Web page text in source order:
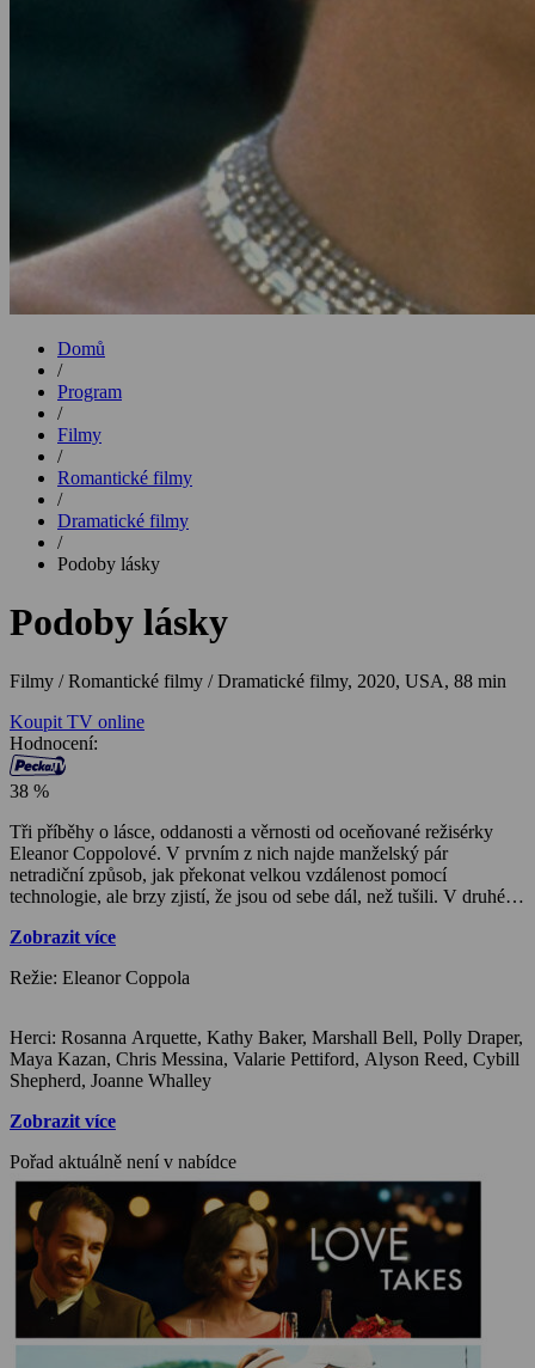
Domů
/
Program
/
Filmy
/
Romantické filmy
/
Dramatické filmy
/
Podoby lásky
Podoby lásky
Filmy / Romantické filmy / Dramatické filmy, 2020, USA, 88 min
Koupit TV online
Hodnocení:
38 %
Tři příběhy o lásce, oddanosti a věrnosti od oceňované režisérky
Eleanor Coppolové. V prvním z nich najde manželský pár
netradiční způsob, jak překonat velkou vzdálenost pomocí
technologie, ale brzy zjistí, že jsou od sebe dál, než tušili. V druhé
výletem na plachetnici, ale nečekané události je rozdělí. Ve třetí
svolat všechny její kamarádky (včetně Cybill Shepherd, Rosanny
Zobrazit více
Režie: Eleanor Coppola
Herci: Rosanna Arquette, Kathy Baker, Marshall Bell, Polly Draper,
Maya Kazan, Chris Messina, Valarie Pettiford, Alyson Reed, Cybill
Shepherd, Joanne Whalley
Zobrazit více
Pořad aktuálně není v nabídce